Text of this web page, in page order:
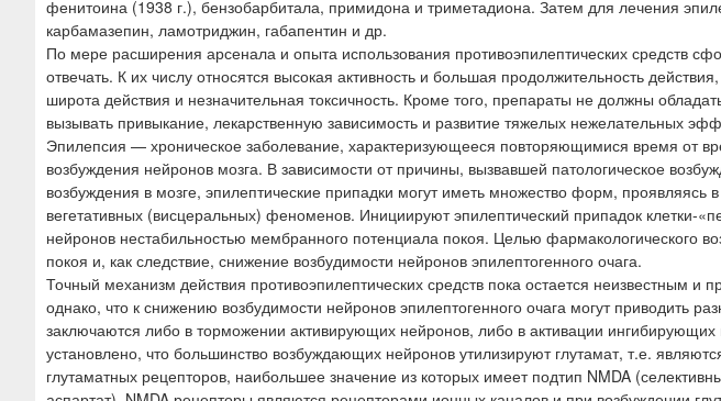
фенитоина (1938 г.), бензобарбитала, примидона и триметадиона. Затем для лечения
карбамазепин, ламотриджин, габапентин и др.
По мере расширения арсенала и опыта использования противоэпилептических средств
отвечать. К их числу относятся высокая активность и большая продолжительность
широта действия и незначительная токсичность. Кроме того, препараты не должны
вызывать привыкание, лекарственную зависимость и развитие тяжелых нежелательных
Эпилепсия — хроническое заболевание, характеризующееся повторяющимися время от
возбуждения нейронов мозга. В зависимости от причины, вызвавшей патологическое
возбуждения в мозге, эпилептические припадки могут иметь множество форм, проявляясь
вегетативных (висцеральных) феноменов. Инициируют эпилептический припадок клетки-
нейронов нестабильностью мембранного потенциала покоя. Целью фармакологического
покоя и, как следствие, снижение возбудимости нейронов эпилептогенного очага.
Точный механизм действия противоэпилептических средств пока остается неизвестным и
однако, что к снижению возбудимости нейронов эпилептогенного очага могут приводить
заключаются либо в торможении активирующих нейронов, либо в активации
установлено, что большинство возбуждающих нейронов утилизируют глутамат, т.е.
глутаматных рецепторов, наибольшее значение из которых имеет подтип NMDA